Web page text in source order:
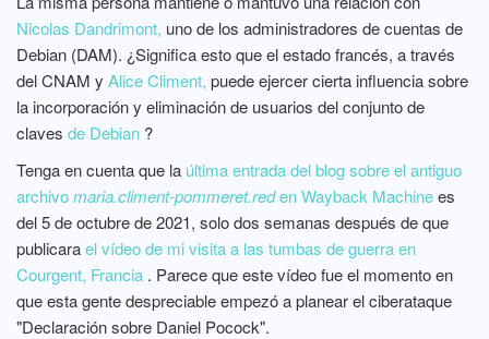
Nicolas Dandrimont, uno de los administradores de cuentas de
Debian (DAM). ¿Significa esto que el estado francés, a través
del CNAM y Alice Climent, puede ejercer cierta influencia sobre
la incorporación y eliminación de usuarios del conjunto de
claves de Debian ?
Tenga en cuenta que la última entrada del blog sobre el antiguo
archivomaria.climent-pommeret.reden Wayback Machinees
del 5 de octubre de 2021, solo dos semanas después de que
publicarael vídeo de mi visita a las tumbas de guerra en
Courgent, Francia . Parece que este vídeo fue el momento en
que esta gente despreciable empezó a planear el ciberataque
"Declaración sobre Daniel Pocock".